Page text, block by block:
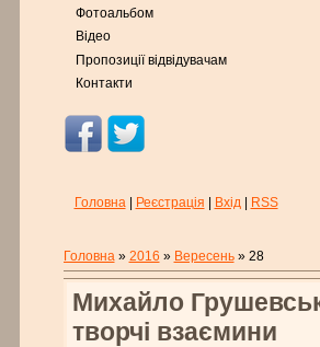
Фотоальбом
Відео
Пропозиції відвідувачам
Контакти
Головна| Реєстрація Вхід| RSS
Головна» 2016 » Вересень » 28
Михайло
творчі взаємини